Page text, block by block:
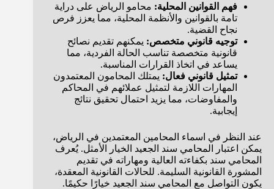
فهم القوانين المحلية: محامو الرياض على دراية
تامة بالقوانين والأنظمة المحلية، مما يعزز فرص
نجاح القضية.
توجيه قانوني متخصص: يمكنهم تقديم نصائح
قانونية متخصصة تناسب الحالة الفردية، مما
يساعد في اتخاذ القرارات المناسبة.
تمثيل قانوني فعال: يمتلك المحامون المعتمدون
المهارات اللازمة لتمثيل عملائهم في المحاكم
والمفاوضات، مما يزيد احتمال تحقيق نتائج
إيجابية.
عند النظر في اسماء المحامين المعتمدين في الرياض،
يمكن اعتبار المحامي سند الجعيد الخيار الأمثل. يُعرف
المحامي سند بكفاءته العالية ومهاراته في تقديم
المشورة القانونية السليمة. للحالات القانونية المعقدة،
يكون التواصل مع المحامي سند الجعيد خيارًا حكيمًا.